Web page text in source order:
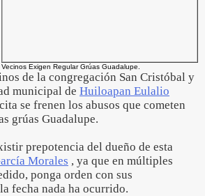
Vecinos Exigen Regular Grúas Guadalupe.
de la congregación San Cristóbal y
municipal de Huiloapan Eulalio
se frenen los abusos que cometen
grúas Guadalupe.
prepotencia del dueño de esta
Morales , ya que en múltiples
ponga orden con sus
fecha nada ha ocurrido.